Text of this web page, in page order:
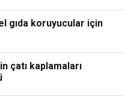
gıda koruyucular için
çatı kaplamaları